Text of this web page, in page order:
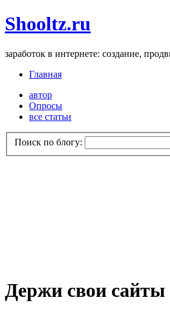
Shooltz.ru
заработок в интернете: создание,
Главная
автор
Опросы
все статьи
Поиск по блогу:
Держи свои сайты